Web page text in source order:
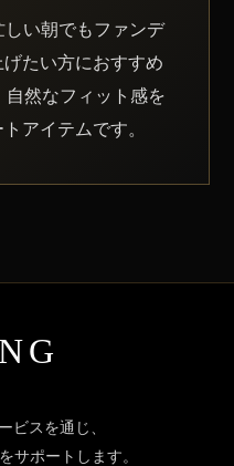
い朝でもファンデ
たい方におすすめ
自然なフィット感を
アイテムです。
ビスを通じ、
サポートします。